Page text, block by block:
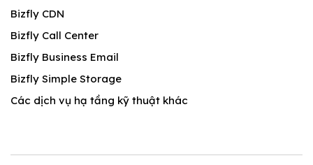
Bizfly CDN
Bizfly Call Center
Bizfly Business Email
Bizfly Simple Storage
Các dịch vụ hạ tầng kỹ thuật khác